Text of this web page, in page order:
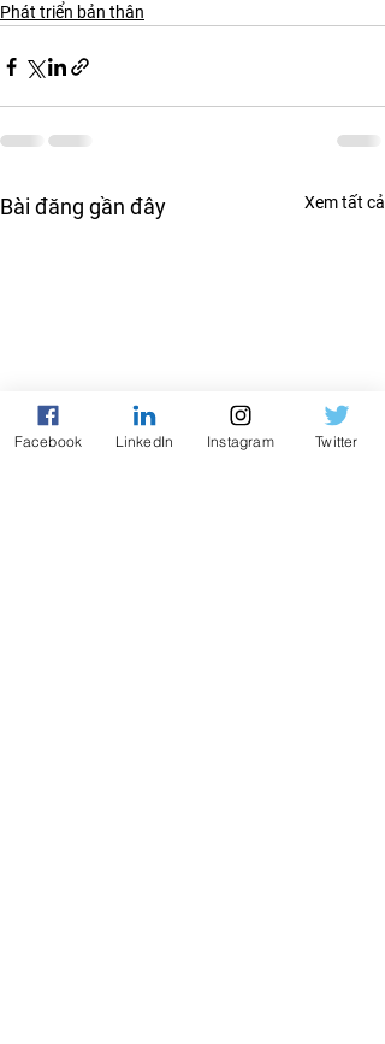
Phát triển bản thân
Bài đăng gần đây Xem tất cả
Facebook LinkedIn Instagram Twitter